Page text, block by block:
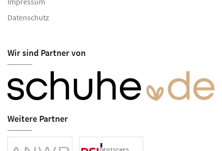
Datenschutz
Wir sind Partner von
Weitere Partner